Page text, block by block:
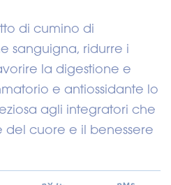
di cumino di
sanguigna, ridurre i
la digestione e
e antiossidante lo
agli integratori che
cuore e il benessere